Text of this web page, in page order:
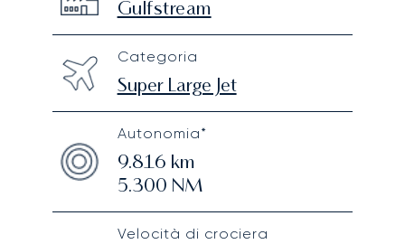
Gulfstream
Categoria
Super Large Jet
Autonomia*
9.816 km
5.300 NM
Velocità di crociera